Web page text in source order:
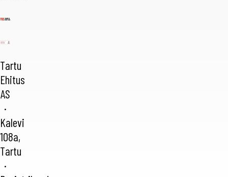
Tartu
Ehitus
AS
·
Kalevi
108a,
Tartu
·